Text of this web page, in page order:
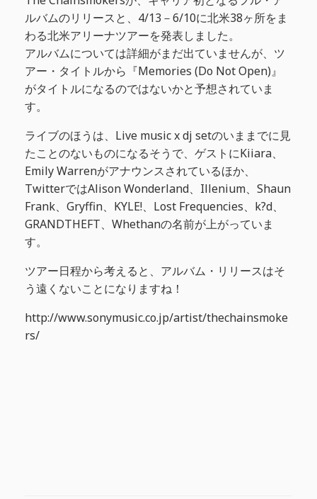
ルバムのリリースと、4/13－6/10に北米38ヶ所をま
わる北米アリーナツアーを発表しました。
アルバムについては詳細がまだ出ていませんが、ツ
アー・タイトルから『Memories (Do Not Open)』
がタイトルになるのではないかと予想されていま
す。
ライブのほうは、Live music x dj setのいままでに見
たことのないものになるそうで、ゲストにKiiara、
Emily Warrenがアナウンスされているほか、
TwitterではAlison Wonderland、Illenium、Shaun
Frank、Gryffin、KYLE!、Lost Frequencies、k?d、
GRANDTHEFT、Whethanの名前が上がっていま
す。
ツアー日程から考えると、アルバム・リリースはそ
う遠くないことになりますね！
http://www.sonymusic.co.jp/artist/thechainsmoke
rs/